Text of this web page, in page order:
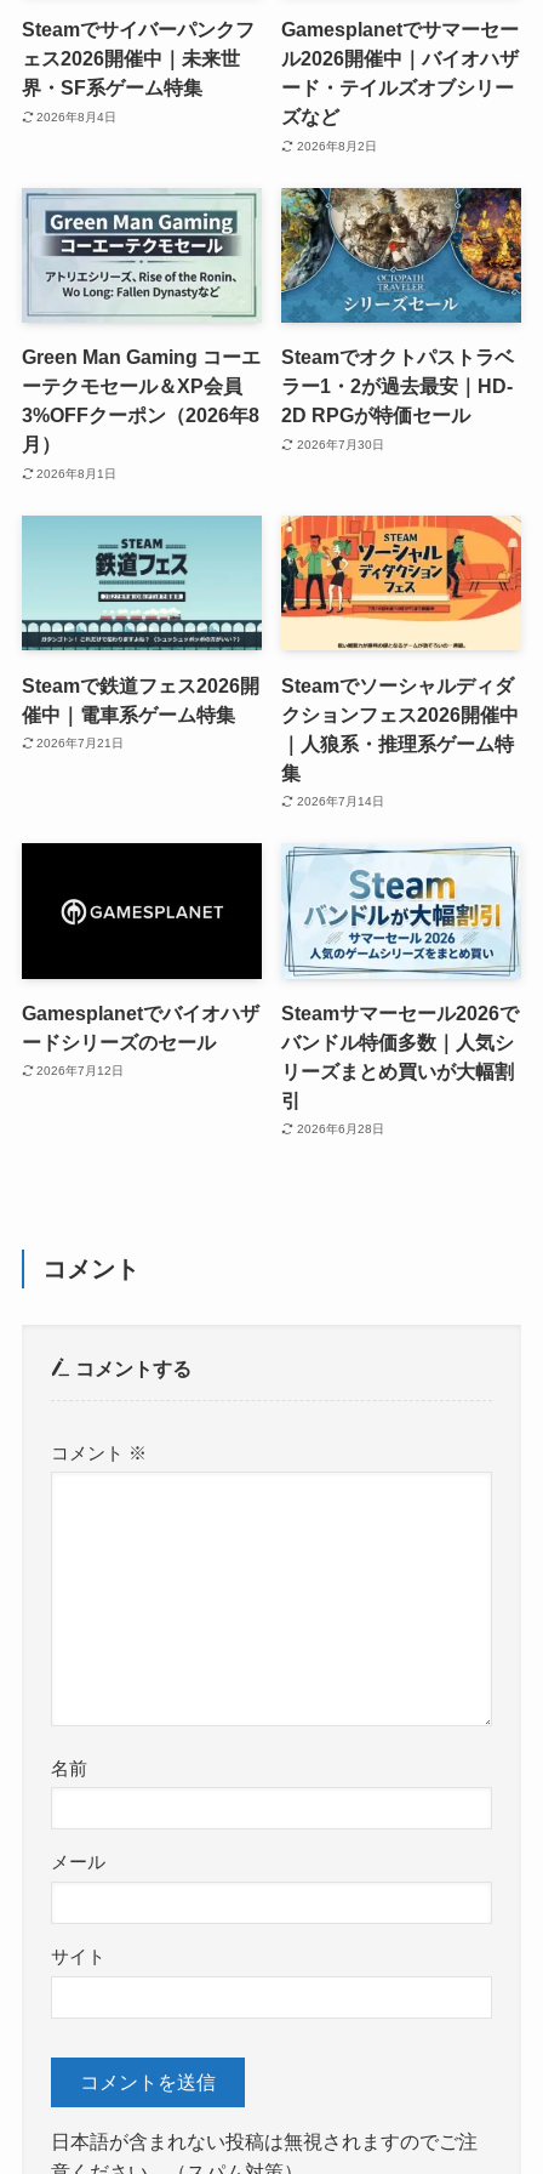
Steamでサイバーパンクフ
ェス2026開催中｜未来世
界・SF系ゲーム特集
2026年8月4日
Gamesplanetでサマーセー
ル2026開催中｜バイオハザ
ード・テイルズオブシリー
ズなど
2026年8月2日
Green Man Gaming コーエ
ーテクモセール＆XP会員
3%OFFクーポン（2026年8
月）
2026年8月1日
Steamでオクトパストラベ
ラー1・2が過去最安｜HD-
2D RPGが特価セール
2026年7月30日
Steamで鉄道フェス2026開
催中｜電車系ゲーム特集
2026年7月21日
Steamでソーシャルディダ
クションフェス2026開催中
｜人狼系・推理系ゲーム特
集
2026年7月14日
Gamesplanetでバイオハザ
ードシリーズのセール
2026年7月12日
Steamサマーセール2026で
バンドル特価多数｜人気シ
リーズまとめ買いが大幅割
引
2026年6月28日
コメント
コメントする
コメント ※
名前
メール
サイト
日本語が含まれない投稿は無視されますのでご注